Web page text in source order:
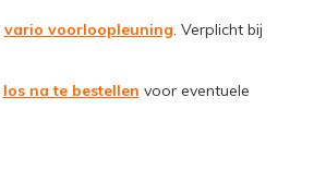
vario voorloopleuning. Verplicht bij
los na te bestellen voor eventuele